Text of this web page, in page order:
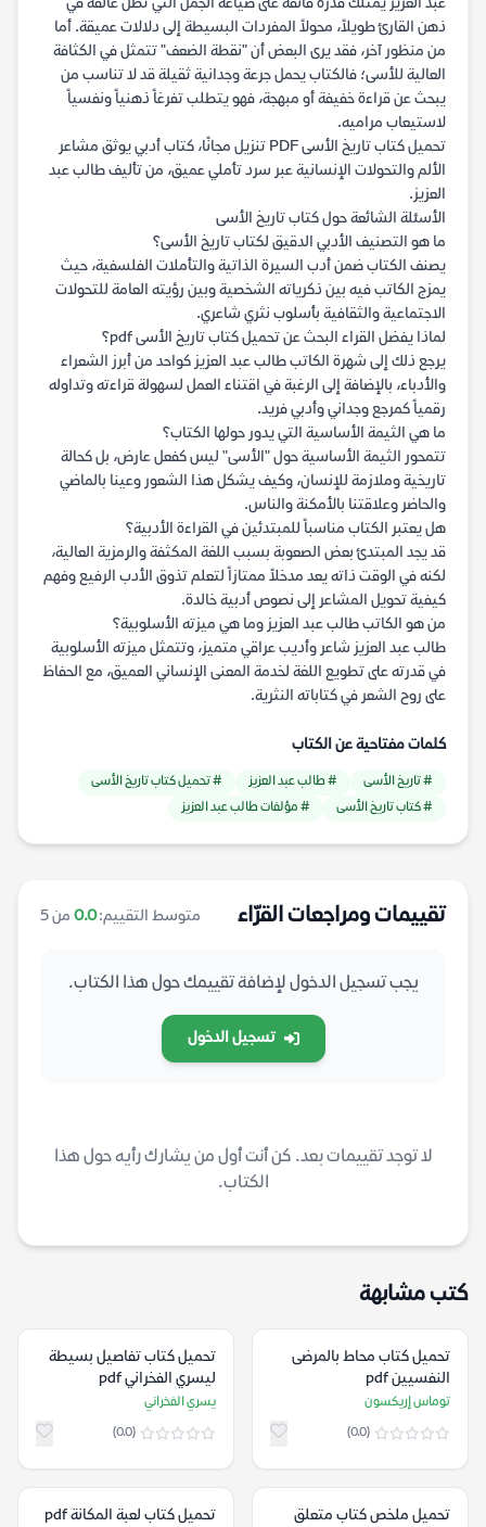
عبد العزيز يمتلك قدرة فائقة على صياغة الجمل التي تظل عالقة في
ذهن القارئ طويلاً، محولاً المفردات البسيطة إلى دلالات عميقة. أما
من منظور آخر، فقد يرى البعض أن "نقطة الضعف" تتمثل في الكثافة
العالية للأسى؛ فالكتاب يحمل جرعة وجدانية ثقيلة قد لا تناسب من
يبحث عن قراءة خفيفة أو مبهجة، فهو يتطلب تفرغاً ذهنياً ونفسياً
لاستيعاب مراميه.
تحميل كتاب تاريخ الأسى PDF تنزيل مجانًا، كتاب أدبي يوثق مشاعر
الألم والتحولات الإنسانية عبر سرد تأملي عميق، من تأليف طالب عبد
العزيز.
الأسئلة الشائعة حول كتاب تاريخ الأسى
ما هو التصنيف الأدبي الدقيق لكتاب تاريخ الأسى؟
يصنف الكتاب ضمن أدب السيرة الذاتية والتأملات الفلسفية، حيث
يمزج الكاتب فيه بين ذكرياته الشخصية وبين رؤيته العامة للتحولات
الاجتماعية والثقافية بأسلوب نثري شاعري.
لماذا يفضل القراء البحث عن تحميل كتاب تاريخ الأسى pdf؟
يرجع ذلك إلى شهرة الكاتب طالب عبد العزيز كواحد من أبرز الشعراء
والأدباء، بالإضافة إلى الرغبة في اقتناء العمل لسهولة قراءته وتداوله
رقمياً كمرجع وجداني وأدبي فريد.
ما هي الثيمة الأساسية التي يدور حولها الكتاب؟
تتمحور الثيمة الأساسية حول "الأسى" ليس كفعل عارض، بل كحالة
تاريخية وملازمة للإنسان، وكيف يشكل هذا الشعور وعينا بالماضي
والحاضر وعلاقتنا بالأمكنة والناس.
هل يعتبر الكتاب مناسباً للمبتدئين في القراءة الأدبية؟
قد يجد المبتدئ بعض الصعوبة بسبب اللغة المكثفة والرمزية العالية،
لكنه في الوقت ذاته يعد مدخلاً ممتازاً لتعلم تذوق الأدب الرفيع وفهم
كيفية تحويل المشاعر إلى نصوص أدبية خالدة.
من هو الكاتب طالب عبد العزيز وما هي ميزته الأسلوبية؟
طالب عبد العزيز شاعر وأديب عراقي متميز، وتتمثل ميزته الأسلوبية
في قدرته على تطويع اللغة لخدمة المعنى الإنساني العميق، مع الحفاظ
على روح الشعر في كتاباته النثرية.
كلمات مفتاحية عن الكتاب
# تاريخ الأسى # طالب عبد العزيز
# تحميل كتاب تاريخ الأسى
# كتاب تاريخ الأسى
# مؤلفات طالب عبد العزيز
تقييمات ومراجعات القرّاء متوسط التقييم:0.0 من 5
يجب تسجيل الدخول لإضافة تقييمك حول هذا الكتاب.
تسجيل الدخول
لا توجد تقييمات بعد. كن أنت أول من يشارك رأيه حول هذا
الكتاب.
كتب مشابهة
تحميل كتاب محاط بالمرضى
النفسيين pdf
توماس إريكسون
(0.0)
تحميل كتاب تفاصيل بسيطة
ليسري الفخراني pdf
يسري الفخراني
(0.0)
تحميل ملخص كتاب متعلق
تحميل كتاب لعبة المكانة pdf